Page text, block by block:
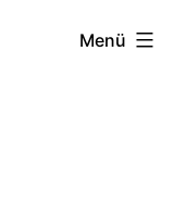
Menü